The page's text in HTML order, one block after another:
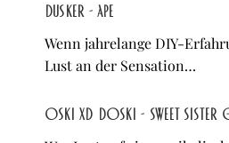
Dusker - APE
Wenn jahrelange DIY-
Lust an der Sensation…
Oski XD Doski - Sweet Sister